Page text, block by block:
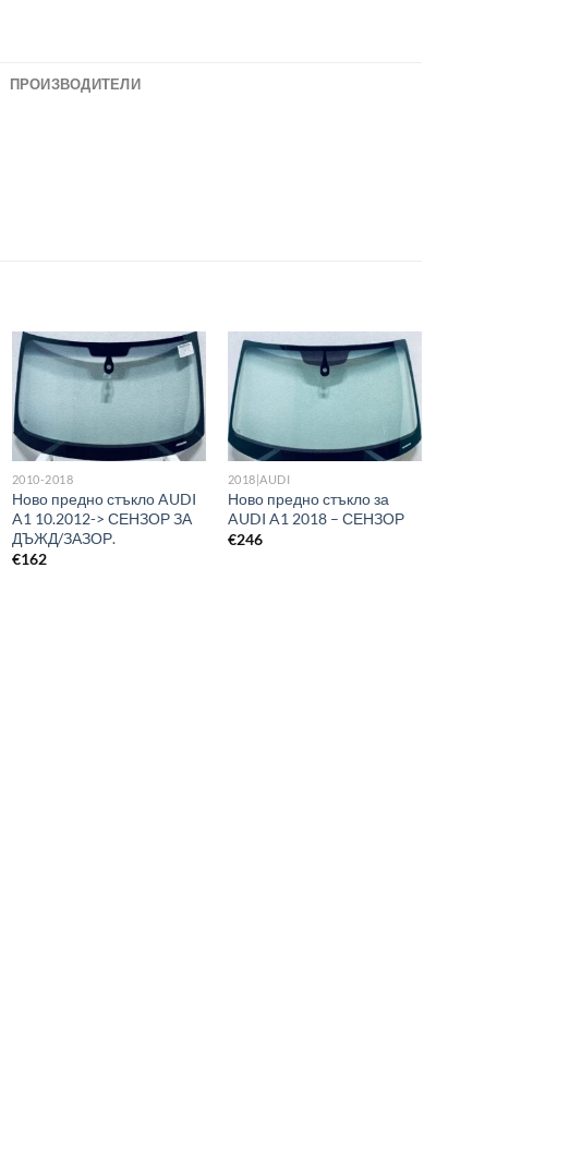
ПРОИЗВОДИТЕЛИ
2010-2018
Ново предно стъкло AUDI
A1 10.2012-> СЕНЗОР ЗА
ДЪЖД/ЗАЗОР.
€162
2018|AUDI
Ново предно стъкло за
AUDI A1 2018 – СЕНЗОР
€246